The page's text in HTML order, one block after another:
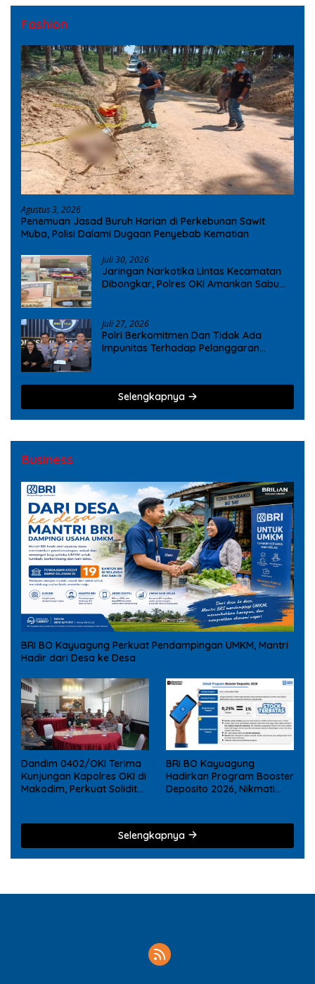
Fashion
Agustus 3, 2026
Penemuan Jasad Buruh Harian di Perkebunan Sawit
Muba, Polisi Dalami Dugaan Penyebab Kematian
Juli 30, 2026
Jaringan Narkotika Lintas Kecamatan
Dibongkar, Polres OKI Amankan Sabu
Juli 27, 2026
Polri Berkomitmen Dan Tidak Ada
Impunitas Terhadap Pelanggaran
Selengkapnya
Business
BRI BO Kayuagung Perkuat Pendampingan UMKM, Mantri
Hadir dari Desa ke Desa
Dandim 0402/OKI Terima
Kunjungan Kapolres OKI di
Makodim, Perkuat Soliditas
BRI BO Kayuagung
Hadirkan Program Booster
Deposito 2026, Nikmati
Selengkapnya